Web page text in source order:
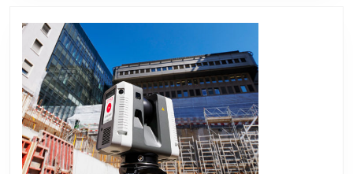
projet
immobilier
en
toute
sérénité
?